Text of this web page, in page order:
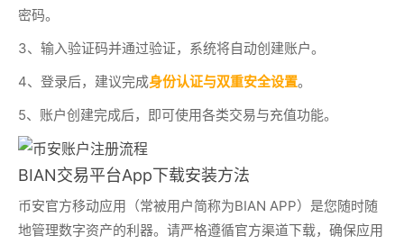
密码。
3、输入验证码并通过验证，系统将自动创建账户。
4、登录后，建议完成身份认证与双重安全设置。
5、账户创建完成后，即可使用各类交易与充值功能。
BIAN交易平台App下载安装方法
币安官方移动应用（常被用户简称为BIAN APP）是您随时随
地管理数字资产的利器。请严格遵循官方渠道下载，确保应用